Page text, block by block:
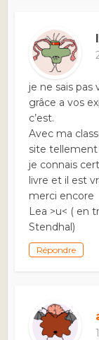
je ne sais pas
grâce a vos
c’est.
Avec ma
site
je connais
livre et il est
merci encore
Lea >u< ( en
Stendhal)
Répondre